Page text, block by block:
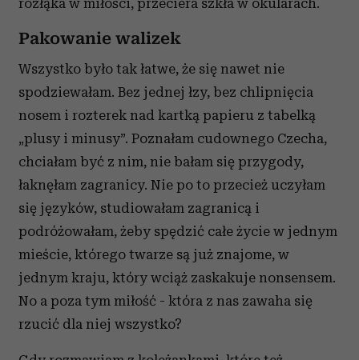
rozłąka w miłości, przeciera szkła w okularach.
Pakowanie walizek
Wszystko było tak łatwe, że się nawet nie
spodziewałam. Bez jednej łzy, bez chlipnięcia
nosem i rozterek nad kartką papieru z tabelką
„plusy i minusy”. Poznałam cudownego Czecha,
chciałam być z nim, nie bałam się przygody,
łaknęłam zagranicy. Nie po to przecież uczyłam
się języków, studiowałam zagranicą i
podróżowałam, żeby spędzić całe życie w jednym
mieście, którego twarze są już znajome, w
jednym kraju, który wciąż zaskakuje nonsensem.
No a poza tym miłość - która z nas zawaha się
rzucić dla niej wszystko?